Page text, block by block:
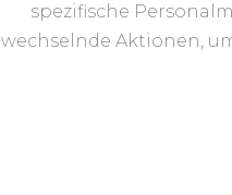
spezifische
wechselnde Aktionen,